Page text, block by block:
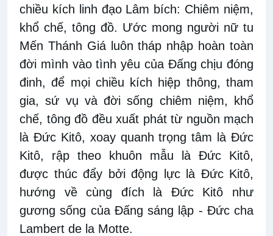
chiều kích linh đạo Lâm bích: Chiêm niệm,
khổ chế, tông đồ. Ước mong người nữ tu
Mến Thánh Giá luôn tháp nhập hoàn toàn
đời mình vào tình yêu của Đấng chịu đóng
đinh, để mọi chiều kích hiệp thông, tham
gia, sứ vụ và đời sống chiêm niệm, khổ
chế, tông đồ đều xuất phát từ nguồn mạch
là Đức Kitô, xoay quanh trọng tâm là Đức
Kitô, rập theo khuôn mẫu là Đức Kitô,
được thúc đẩy bởi động lực là Đức Kitô,
hướng về cùng đích là Đức Kitô như
gương sống của Đấng sáng lập - Đức cha
Lambert de la Motte.